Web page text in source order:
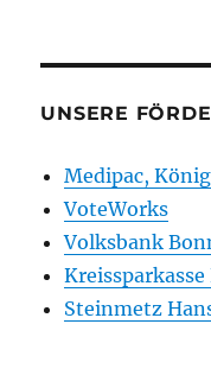
UNSERE
Medipac,
VoteWorks
Volksbank
Kreissparkasse
Steinmetz